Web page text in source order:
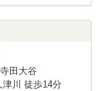
田大谷
川 徒歩14分